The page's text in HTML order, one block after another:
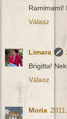
Ramimami!
Válasz
Limara
Brigitta!
Válasz
Moria